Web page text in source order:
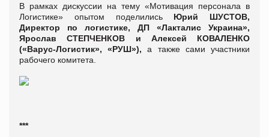
В рамках дискуссии на тему «Мотивация персонала в
Логистике» опытом поделились Юрий ШУСТОВ,
Директор по логистике, ДП «Лакталис Украина»,
Ярослав СТЕПЧЕНКОВ и Алексей КОВАЛЕНКО
(«Варус-Логистик», «РУШ»),а также сами участники
рабочего комитета.
***